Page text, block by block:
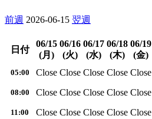
前週 2026-06-15 翌週
日付
06/15
(月)
06/16
(火)
06/17
(水)
06/18
(木)
06/19
(金)
05:00 Close Close Close Close Close
08:00 Close Close Close Close Close
11:00 Close Close Close Close Close